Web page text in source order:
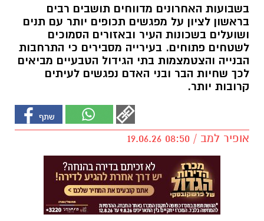
בשבועות האחרונים מדווחים תושבים רבים
בראשון לציון על מפגשים תכופים יותר עם תנים
ושועלים בשכונות העיר ובאזורים הסמוכים
לשטחים פתוחים. בעירייה מסבירים כי התרחבות
הבנייה והצטמצמות בתי הגידול הטבעיים מביאים
לכך שחיות הבר ובני האדם נפגשים לעיתים
קרובות יותר.
אופיר למב / 08:50 19.06.26